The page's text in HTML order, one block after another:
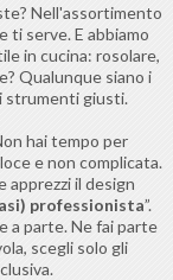
Nell'assortimento
ti serve. E abbiamo
in cucina: rosolare,
Qualunque siano i
strumenti giusti.
hai tempo per
e non complicata.
apprezzi il design
professionista”.
a parte. Ne fai parte
scegli solo gli